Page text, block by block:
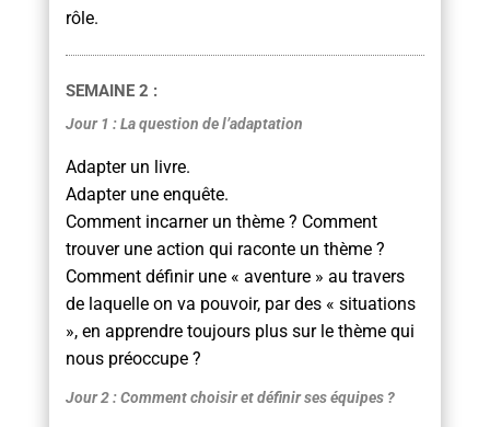
rôle.
SEMAINE 2 :
Jour 1 : La question de l’adaptation
Adapter un livre.
Adapter une enquête.
Comment incarner un thème ? Comment
trouver une action qui raconte un thème ?
Comment définir une « aventure » au travers
de laquelle on va pouvoir, par des « situations
», en apprendre toujours plus sur le thème qui
nous préoccupe ?
Jour 2 : Comment choisir et définir ses équipes ?